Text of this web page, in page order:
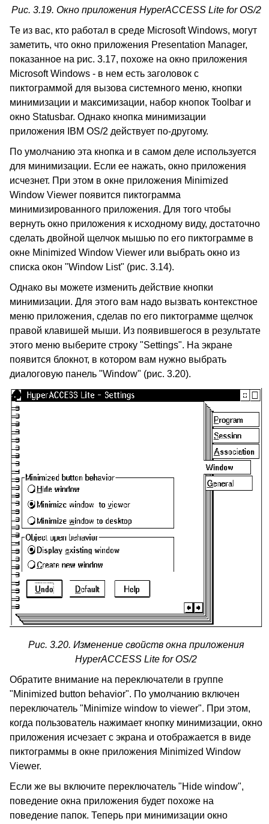
Рис. 3.19. Окно приложения HyperACCESS Lite for OS/2
Те из вас, кто работал в среде Microsoft Windows, могут
заметить, что окно приложения Presentation Manager,
показанное на рис. 3.17, похоже на окно приложения
Microsoft Windows - в нем есть заголовок с
пиктограммой для вызова системного меню, кнопки
минимизации и максимизации, набор кнопок Toolbar и
окно Statusbar. Однако кнопка минимизации
приложения IBM OS/2 действует по-другому.
По умолчанию эта кнопка и в самом деле используется
для минимизации. Если ее нажать, окно приложения
исчезнет. При этом в окне приложения Minimized
Window Viewer появится пиктограмма
минимизированного приложения. Для того чтобы
вернуть окно приложения к исходному виду, достаточно
сделать двойной щелчок мышью по его пиктограмме в
окне Minimized Window Viewer или выбрать окно из
списка окон "Window List" (рис. 3.14).
Однако вы можете изменить действие кнопки
минимизации. Для этого вам надо вызвать контекстное
меню приложения, сделав по его пиктограмме щелчок
правой клавишей мыши. Из появившегося в результате
этого меню выберите строку "Settings". На экране
появится блокнот, в котором вам нужно выбрать
диалоговую панель "Window" (рис. 3.20).
Рис. 3.20. Изменение свойств окна приложения
HyperACCESS Lite for OS/2
Обратите внимание на переключатели в группе
"Minimized button behavior". По умолчанию включен
переключатель "Minimize window to viewer". При этом,
когда пользователь нажимает кнопку минимизации, окно
приложения исчезает с экрана и отображается в виде
пиктограммы в окне приложения Minimized Window
Viewer.
Если же вы включите переключатель "Hide window",
поведение окна приложения будет похоже на
поведение папок. Теперь при минимизации окно